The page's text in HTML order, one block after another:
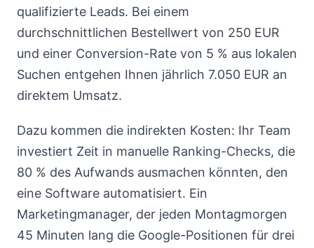
qualifizierte Leads. Bei einem
durchschnittlichen Bestellwert von 250 EUR
und einer Conversion-Rate von 5 % aus lokalen
Suchen entgehen Ihnen jährlich 7.050 EUR an
direktem Umsatz.
Dazu kommen die indirekten Kosten: Ihr Team
investiert Zeit in manuelle Ranking-Checks, die
80 % des Aufwands ausmachen könnten, den
eine Software automatisiert. Ein
Marketingmanager, der jeden Montagmorgen
45 Minuten lang die Google-Positionen für drei